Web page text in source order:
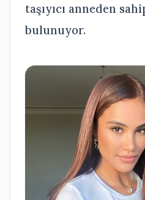
taşıyıcı anneden
bulunuyor.